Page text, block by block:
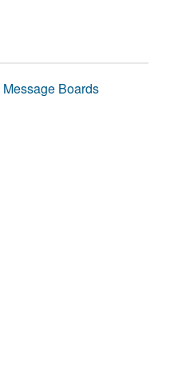
Message Boards